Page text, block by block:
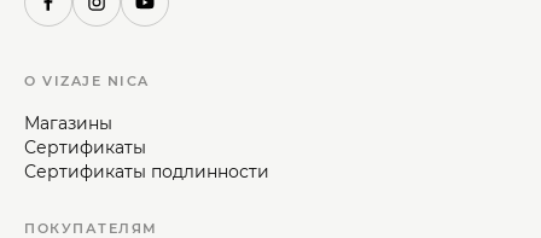
О VIZAJE NICA
Магазины
Сертификаты
Сертификаты подлинности
ПОКУПАТЕЛЯМ